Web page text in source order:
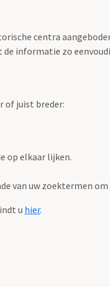
centra
informatie zo
of juist breder:
op elkaar lijken.
van uw zoektermen
u hier.